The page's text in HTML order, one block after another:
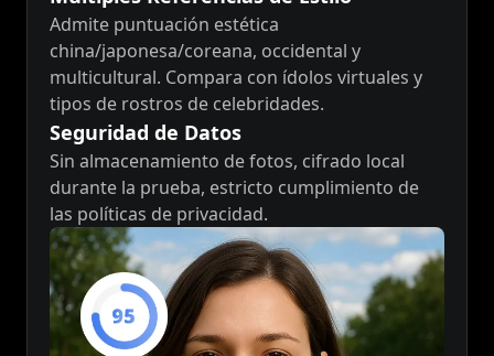
Admite puntuación estética
china/japonesa/coreana, occidental y
multicultural. Compara con ídolos virtuales y
tipos de rostros de celebridades.
Seguridad de Datos
Sin almacenamiento de fotos, cifrado local
durante la prueba, estricto cumplimiento de
las políticas de privacidad.